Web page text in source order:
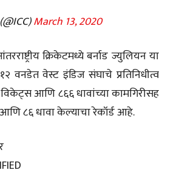
March 13, 2020
क्रिकेटमध्ये बर्नाड ज्युलियन या
वनडेत वेस्ट इंडिज संघाचे प्रतिनिधीत्व
आणि ८६६ धावांच्या कामगिरीसह
८६ धावा केल्याचा रेकॉर्ड आहे.